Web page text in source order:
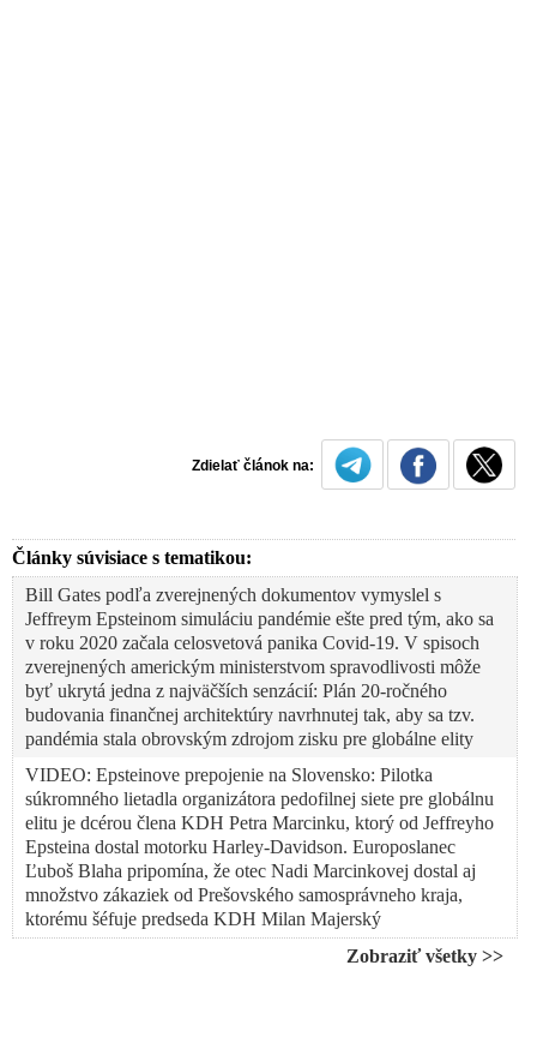
Zdielať článok na:
Články súvisiace s tematikou:
Bill Gates podľa zverejnených dokumentov vymyslel s
Jeffreym Epsteinom simuláciu pandémie ešte pred tým, ako sa
v roku 2020 začala celosvetová panika Covid-19. V spisoch
zverejnených americkým ministerstvom spravodlivosti môže
byť ukrytá jedna z najväčších senzácií: Plán 20-ročného
budovania finančnej architektúry navrhnutej tak, aby sa tzv.
pandémia stala obrovským zdrojom zisku pre globálne elity
VIDEO: Epsteinove prepojenie na Slovensko: Pilotka
súkromného lietadla organizátora pedofilnej siete pre globálnu
elitu je dcérou člena KDH Petra Marcinku, ktorý od Jeffreyho
Epsteina dostal motorku Harley-Davidson. Europoslanec
Ľuboš Blaha pripomína, že otec Nadi Marcinkovej dostal aj
množstvo zákaziek od Prešovského samosprávneho kraja,
ktorému šéfuje predseda KDH Milan Majerský
VIDEO: Globalisti a poskokovia Deep state v Európe na čele s
Zobraziť všetky >>